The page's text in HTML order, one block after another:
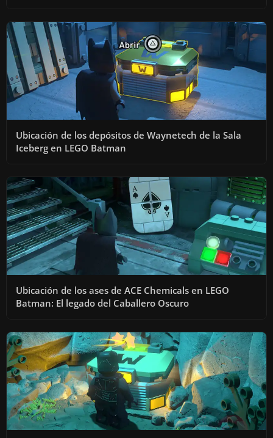
Ubicación de los depósitos de Waynetech de la Sala
Iceberg en LEGO Batman
Ubicación de los ases de ACE Chemicals en LEGO
Batman: El legado del Caballero Oscuro